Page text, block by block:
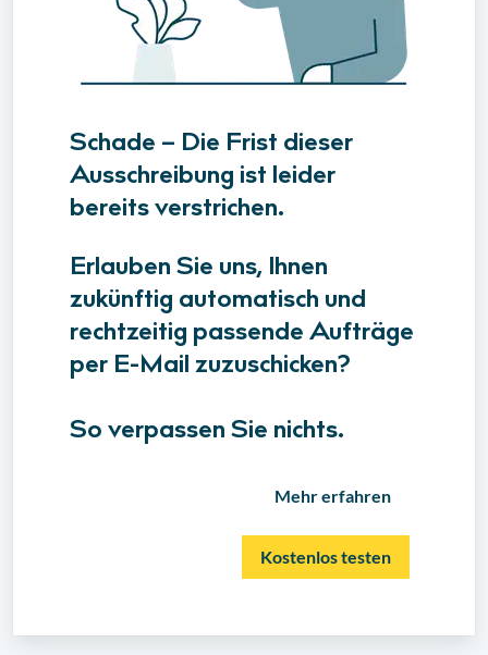
Schade – Die Frist dieser
Ausschreibung ist leider
bereits verstrichen.
Erlauben Sie uns, Ihnen
zukünftig automatisch und
rechtzeitig passende Aufträge
per E-Mail zuzuschicken?
So verpassen Sie nichts.
Mehr erfahren
Kostenlos testen